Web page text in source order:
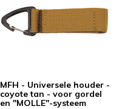
MFH - Universele houder -
coyote tan - voor gordel
en "MOLLE"-systeem